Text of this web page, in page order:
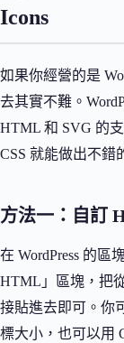
Icons
如果你經營的是
去其實不難。
HTML 和 SVG 的
CSS 就能做出不錯
方法一：自訂
在 WordPress 的區
HTML」區塊，把
接貼進去即可。你
標大小，也可以用